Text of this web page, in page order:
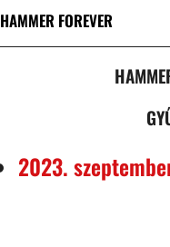
HAMMER FOREVER
2023.